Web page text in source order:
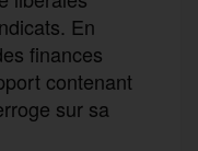
En
finances
contenant
sur sa